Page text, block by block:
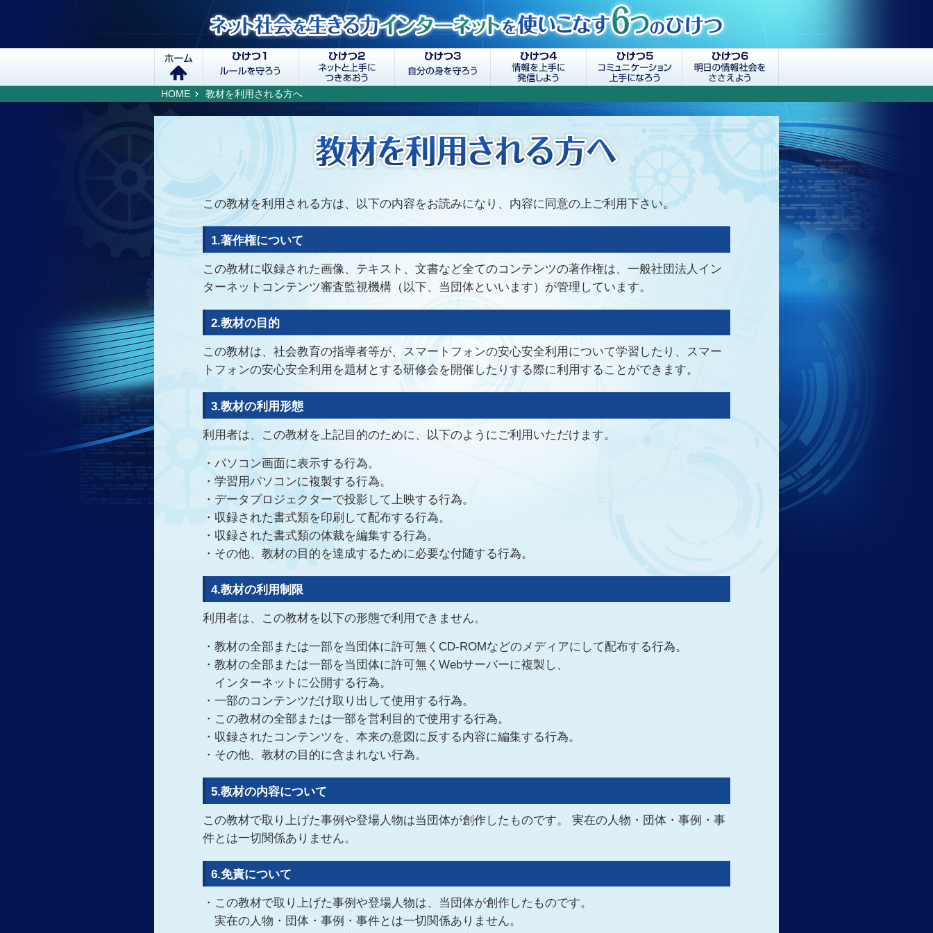
HOME 教材を利用される方へ
この教材を利用される方は、以下の内容をお読みになり、内容に同意の上ご利用下さい。
1.著作権について
この教材に収録された画像、テキスト、文書など全てのコンテンツの著作権は、一般社団法人イン
ターネットコンテンツ審査監視機構（以下、当団体といいます）が管理しています。
2.教材の目的
この教材は、社会教育の指導者等が、スマートフォンの安心安全利用について学習したり、スマー
トフォンの安心安全利用を題材とする研修会を開催したりする際に利用することができます。
3.教材の利用形態
利用者は、この教材を上記目的のために、以下のようにご利用いただけます。
・パソコン画面に表示する行為。
・学習用パソコンに複製する行為。
・データプロジェクターで投影して上映する行為。
・収録された書式類を印刷して配布する行為。
・収録された書式類の体裁を編集する行為。
・その他、教材の目的を達成するために必要な付随する行為。
4.教材の利用制限
利用者は、この教材を以下の形態で利用できません。
・教材の全部または一部を当団体に許可無くCD-ROMなどのメディアにして配布する行為。
・教材の全部または一部を当団体に許可無くWebサーバーに複製し、
インターネットに公開する行為。
・一部のコンテンツだけ取り出して使用する行為。
・この教材の全部または一部を営利目的で使用する行為。
・収録されたコンテンツを、本来の意図に反する内容に編集する行為。
・その他、教材の目的に含まれない行為。
5.教材の内容について
この教材で取り上げた事例や登場人物は当団体が創作したものです。 実在の人物・団体・事例・事
件とは一切関係ありません。
6.免責について
・この教材で取り上げた事例や登場人物は、当団体が創作したものです。
実在の人物・団体・事例・事件とは一切関係ありません。